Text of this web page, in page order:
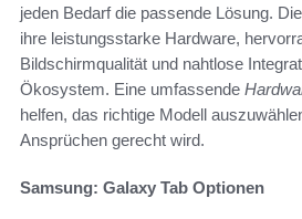
jeden Bedarf die passende Lösung.
ihre leistungsstarke Hardware,
Bildschirmqualität und nahtlose
Ökosystem. Eine umfassende
helfen, das richtige Modell
Ansprüchen gerecht wird.
Samsung: Galaxy Tab Optionen